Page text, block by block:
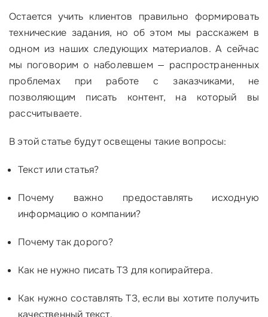
Остается учить клиентов правильно формировать
технические задания, но об этом мы расскажем в
одном из наших следующих материалов. А сейчас
мы поговорим о наболевшем — распространенных
проблемах при работе с заказчиками, не
позволяющим писать контент, на который вы
рассчитываете.
В этой статье будут освещены такие вопросы:
Текст или статья?
Почему важно предоставлять исходную
информацию о компании?
Почему так дорого?
Как не нужно писать ТЗ для копирайтера.
Как нужно составлять ТЗ, если вы хотите получить
качественный текст.